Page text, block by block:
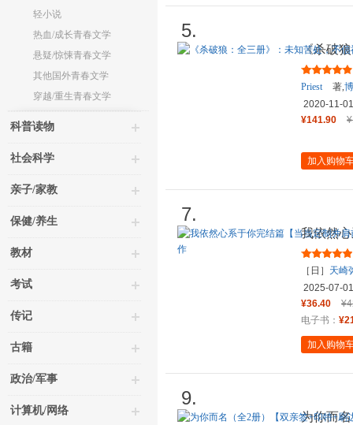
轻小说
热血/成长青春文学
悬疑/惊悚青春文学
其他国外青春文学
穿越/重生青春文学
科普读物
社会科学
亲子/家教
保健/养生
教材
考试
传记
古籍
政治/军事
计算机/网络
5.
《杀破
佛——畅
Priest 著,
2020-11-01
¥141.90
加入购物
7.
我依然
行折立
［日］ 天崎
2025-07-01
¥36.40
电子书：
加入购物
9.
为你而